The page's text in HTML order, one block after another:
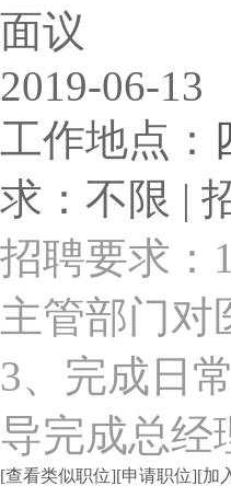
面议
2019-06-13
工作地点：
求：不限 |
招聘要求：
主管部门对
3、完成日
导完成总经
[查看类似职位][申请职位][加